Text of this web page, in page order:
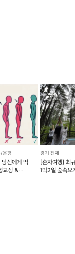
저 떠오르는 침
하면 근육을 질적
딜락이랑 리포머
거의 개인수업에
보니따
그룹수업
은평
신에게 딱
교정 &
경기 전체
[혼자여행] 최
1박2일 숲속요